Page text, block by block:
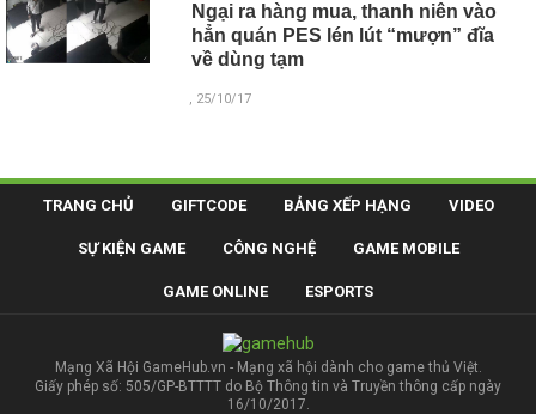
Ngại ra hàng mua, thanh niên vào
hẳn quán PES lén lút “mượn” đĩa
về dùng tạm
, 25/10/17
TRANG CHỦ GIFTCODE BẢNG XẾP HẠNG VIDEO
SỰ KIỆN GAME CÔNG NGHỆ GAME MOBILE
GAME ONLINE ESPORTS
Mạng Xã Hội GameHub.vn - Mạng xã hội dành cho game thủ Việt.
Giấy phép số: 505/GP-BTTTT do Bộ Thông tin và Truyền thông cấp ngày
16/10/2017.